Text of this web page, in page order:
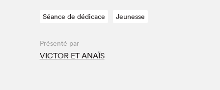
Séance de dédicace Jeunesse
Présenté par
VICTOR ET ANAÏS